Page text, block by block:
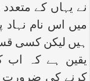
نے یہاں کے
میں اس نام
ہیں لیکن کسی
یقین ہے کہ اب